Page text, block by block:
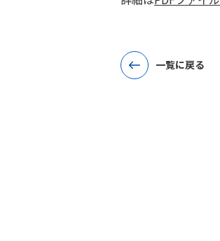
一覧に戻る